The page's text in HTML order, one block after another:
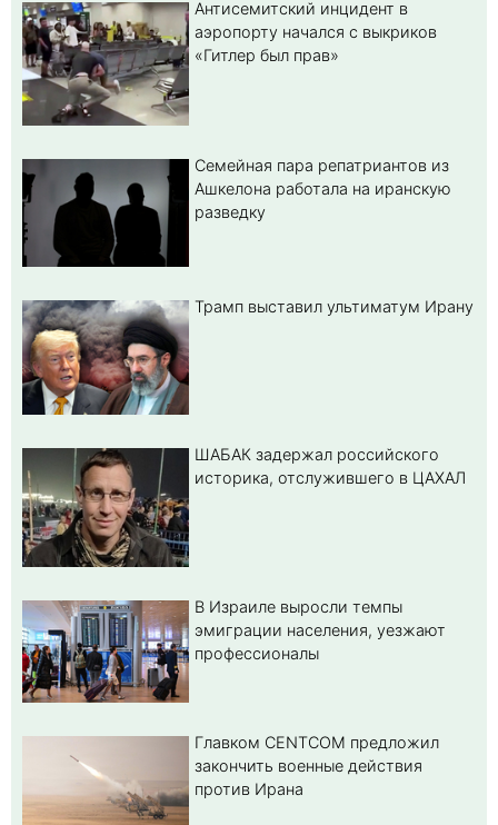
Антисемитский инцидент в
аэропорту начался с выкриков
«Гитлер был прав»
Семейная пара репатриантов из
Ашкелона работала на иранскую
разведку
Трамп выставил ультиматум Ирану
ШАБАК задержал российского
историка, отслужившего в ЦАХАЛ
В Израиле выросли темпы
эмиграции населения, уезжают
профессионалы
Главком CENTCOM предложил
закончить военные действия
против Ирана